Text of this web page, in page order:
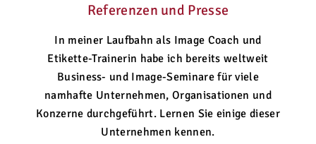
Referenzen und Presse
In meiner Laufbahn als Image Coach und
Etikette-Trainerin habe ich bereits weltweit
Business- und Image-Seminare für viele
namhafte Unternehmen, Organisationen und
Konzerne durchgeführt. Lernen Sie einige dieser
Unternehmen kennen.